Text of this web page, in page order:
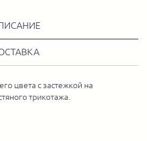
цвета с застежкой на
трикотажа.